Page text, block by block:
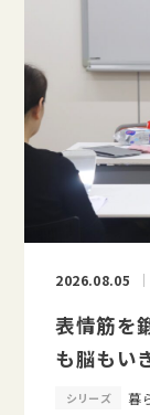
2026.08.05
表情筋を
も脳もい
シリーズ 暮